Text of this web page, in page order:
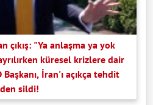
çıkış: "Ya anlaşma ya yok
küresel krizlere dair
İran'ı açıkça tehdit
sildi!